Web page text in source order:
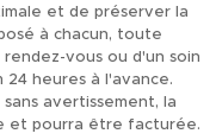
et de préserver la
à chacun, toute
vous ou d'un soin
heures à l'avance.
avertissement, la
et pourra être facturée.